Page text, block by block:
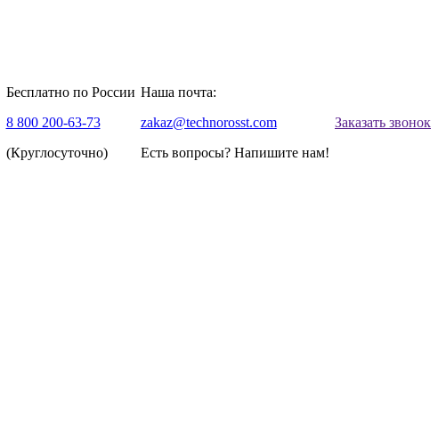
Бесплатно по России
8 800 200-63-73
(Круглосуточно)
Наша почта:
zakaz@technorosst.com
Есть вопросы? Напишите нам!
Заказать звонок